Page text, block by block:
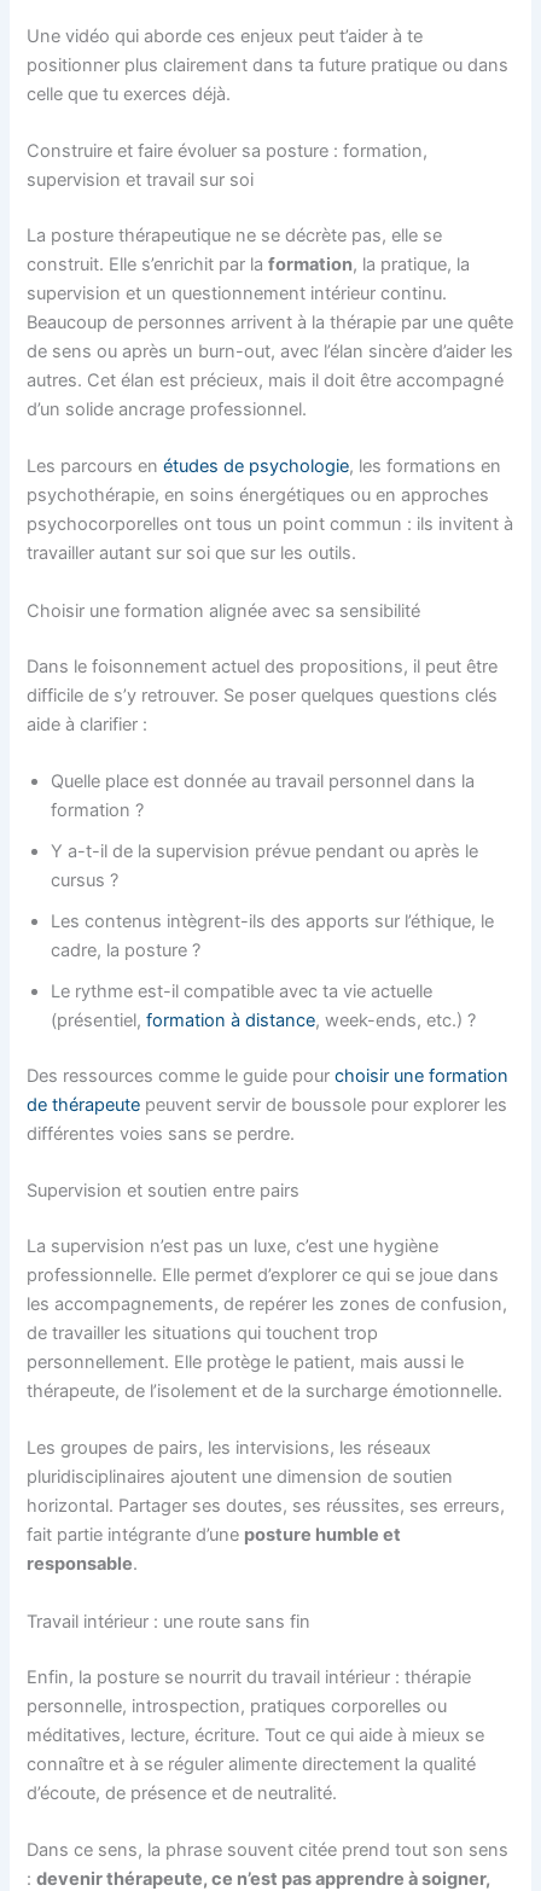
Une vidéo qui aborde ces enjeux peut t’aider à te
positionner plus clairement dans ta future pratique ou dans
celle que tu exerces déjà.
Construire et faire évoluer sa posture : formation,
supervision et travail sur soi
La posture thérapeutique ne se décrète pas, elle se
construit. Elle s’enrichit par laformation, la pratique, la
supervision et un questionnement intérieur continu.
Beaucoup de personnes arrivent à la thérapie par une quête
de sens ou après un burn-out, avec l’élan sincère d’aider les
autres. Cet élan est précieux, mais il doit être accompagné
d’un solide ancrage professionnel.
Les parcours enétudes de psychologie, les formations en
psychothérapie, en soins énergétiques ou en approches
psychocorporelles ont tous un point commun : ils invitent à
travailler autant sur soi que sur les outils.
Choisir une formation alignée avec sa sensibilité
Dans le foisonnement actuel des propositions, il peut être
difficile de s’y retrouver. Se poser quelques questions clés
aide à clarifier :
Quelle place est donnée au travail personnel dans la
formation ?
Y a-t-il de la supervision prévue pendant ou après le
cursus ?
Les contenus intègrent-ils des apports sur l’éthique, le
cadre, la posture ?
Le rythme est-il compatible avec ta vie actuelle
(présentiel,formation à distance, week-ends, etc.) ?
Des ressources comme le guide pourchoisir une formation
de thérapeute peuvent servir de boussole pour explorer les
différentes voies sans se perdre.
Supervision et soutien entre pairs
La supervision n’est pas un luxe, c’est une hygiène
professionnelle. Elle permet d’explorer ce qui se joue dans
les accompagnements, de repérer les zones de confusion,
de travailler les situations qui touchent trop
personnellement. Elle protège le patient, mais aussi le
thérapeute, de l’isolement et de la surcharge émotionnelle.
Les groupes de pairs, les intervisions, les réseaux
pluridisciplinaires ajoutent une dimension de soutien
horizontal. Partager ses doutes, ses réussites, ses erreurs,
fait partie intégrante d’une posture humble et
responsable.
Travail intérieur : une route sans fin
Enfin, la posture se nourrit du travail intérieur : thérapie
personnelle, introspection, pratiques corporelles ou
méditatives, lecture, écriture. Tout ce qui aide à mieux se
connaître et à se réguler alimente directement la qualité
d’écoute, de présence et de neutralité.
Dans ce sens, la phrase souvent citée prend tout son sens
:devenir thérapeute, ce n’est pas apprendre à soigner,